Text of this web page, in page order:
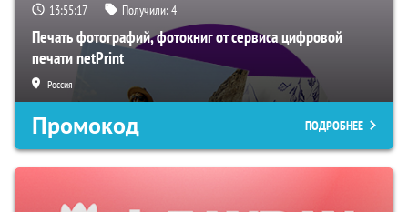
13:55:16 Получили:4
Печать фотографий, фотокниг от сервиса цифровой
печати netPrint
Россия
Промокод ПОДРОБНЕЕ